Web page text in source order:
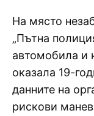
На място
„Пътна
автомобила и
оказала 19-
данните на
рискови